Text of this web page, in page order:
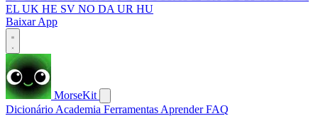
EL UK HE SV NO DA UR HU
Baixar App
MorseKit
Dicionário Academia Ferramentas AprenderFAQ